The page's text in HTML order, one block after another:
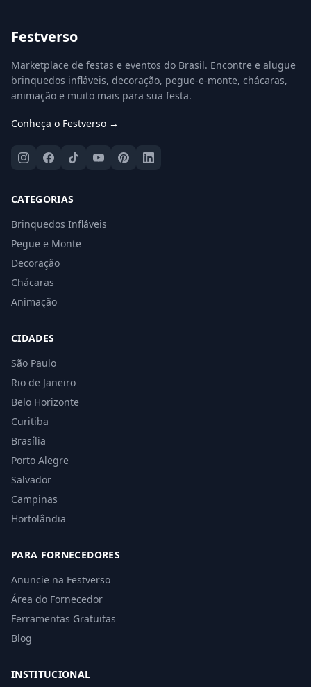
Festverso
Marketplace de festas e eventos do Brasil. Encontre e alugue
brinquedos infláveis, decoração, pegue-e-monte, chácaras,
animação e muito mais para sua festa.
Conheça o Festverso →
CATEGORIAS
Brinquedos Infláveis
Pegue e Monte
Decoração
Chácaras
Animação
CIDADES
São Paulo
Rio de Janeiro
Belo Horizonte
Curitiba
Brasília
Porto Alegre
Salvador
Campinas
Hortolândia
PARA FORNECEDORES
Anuncie na Festverso
Área do Fornecedor
Ferramentas Gratuitas
Blog
INSTITUCIONAL